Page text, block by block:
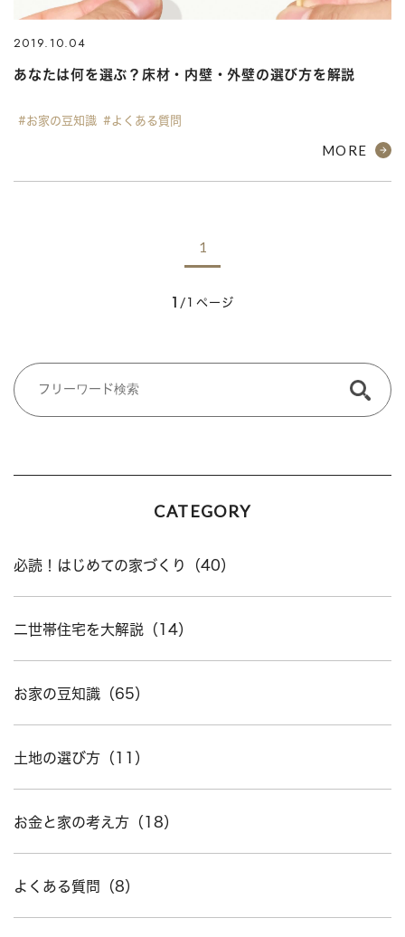
2019.10.04
あなたは何を選ぶ？床材・内壁・外壁の選び方を解説
#お家の豆知識 #よくある質問
MORE
1
1 /1ページ
CATEGORY
必読！はじめての家づくり（40）
二世帯住宅を大解説（14）
お家の豆知識（65）
土地の選び方（11）
お金と家の考え方（18）
よくある質問（8）